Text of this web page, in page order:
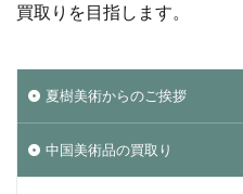
買取りを目指します。
夏樹美術からのご挨拶
中国美術品の買取り